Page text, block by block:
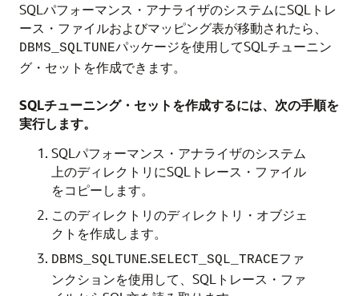
SQLパフォーマンス・アナライザのシステムにSQLトレ
ース・ファイルおよびマッピング表が移動されたら、
DBMS_SQLTUNEパッケージを使用してSQLチューニン
グ・セットを作成できます。
SQLチューニング・セットを作成するには、次の手順を
実行します。
SQLパフォーマンス・アナライザのシステム
上のディレクトリにSQLトレース・ファイル
をコピーします。
このディレクトリのディレクトリ・オブジェ
クトを作成します。
DBMS_SQLTUNE.SELECT_SQL_TRACEファ
ンクションを使用して、SQLトレース・ファ